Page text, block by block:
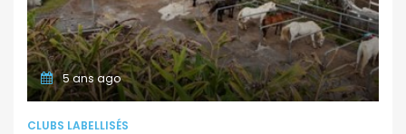
5 ans ago
CLUBS LABELLISÉS